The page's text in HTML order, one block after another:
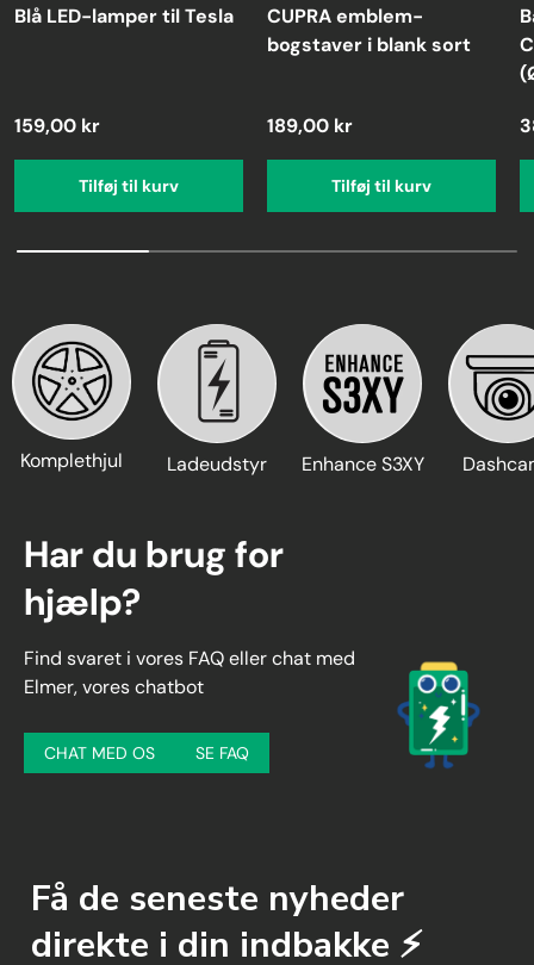
Blå LED-lamper til Tesla
159,00 kr
Tilføj til kurv
CUPRA emblem-
bogstaver i blank sort
189,00 kr
Tilføj til kurv
Komplethjul Ladeudstyr Enhance S3XY
Har du brug for
hjælp?
Find svaret i vores FAQ eller chat med
Elmer, vores chatbot
CHAT MED OS SE FAQ
Få de seneste nyheder
direkte i din indbakke ⚡️